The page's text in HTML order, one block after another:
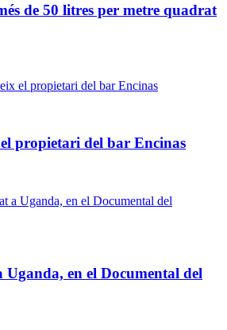
de 50 litres per metre quadrat
propietari del bar Encinas
en el Documental del